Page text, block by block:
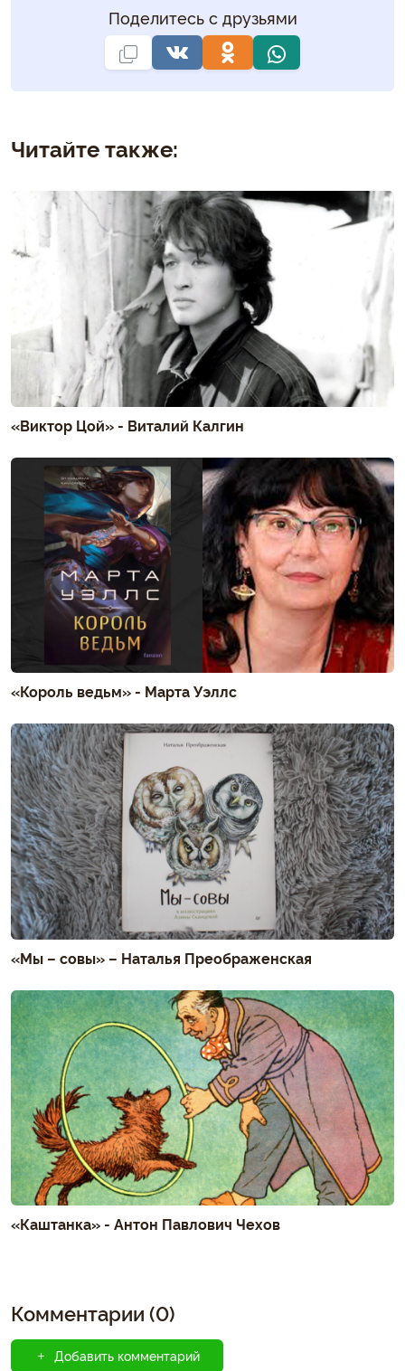
Поделитесь с друзьями
Читайте также:
«Виктор Цой» - Виталий Калгин
«Король ведьм» - Марта Уэллс
«Мы – совы» – Наталья Преображенская
«Каштанка» - Антон Павлович Чехов
Комментарии (0)
Добавить комментарий